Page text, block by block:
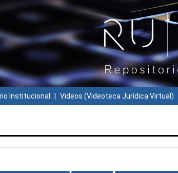
Institucional Videos (Videoteca Jurídica Virtual)